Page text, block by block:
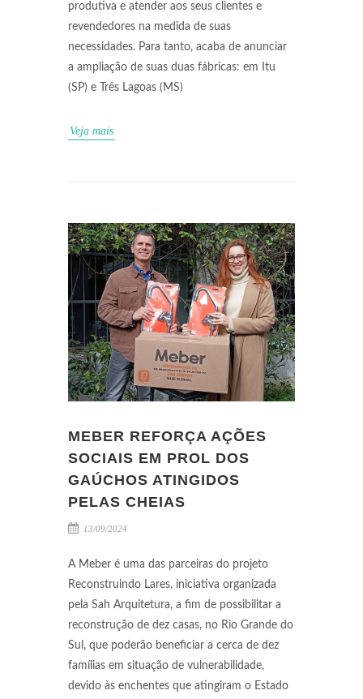
produtiva e atender aos seus clientes e
revendedores na medida de suas
necessidades. Para tanto, acaba de anunciar
a ampliação de suas duas fábricas: em Itu
(SP) e Três Lagoas (MS)
Veja mais
MEBER REFORÇA AÇÕES
SOCIAIS EM PROL DOS
GAÚCHOS ATINGIDOS
PELAS CHEIAS
13/09/2024
A Meber é uma das parceiras do projeto
Reconstruindo Lares, iniciativa organizada
pela Sah Arquitetura, a fim de possibilitar a
reconstrução de dez casas, no Rio Grande do
Sul, que poderão beneficiar a cerca de dez
famílias em situação de vulnerabilidade,
devido às enchentes que atingiram o Estado